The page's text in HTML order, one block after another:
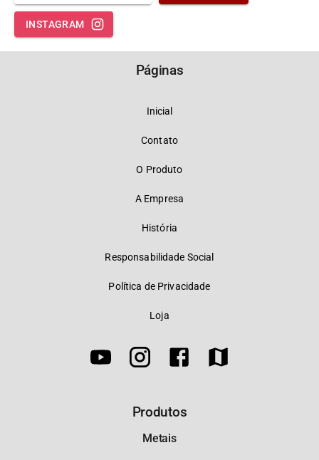
INSTAGRAM
Páginas
Inicial
Contato
O Produto
A Empresa
História
Responsabilidade Social
Política de Privacidade
Loja
Produtos
Metais